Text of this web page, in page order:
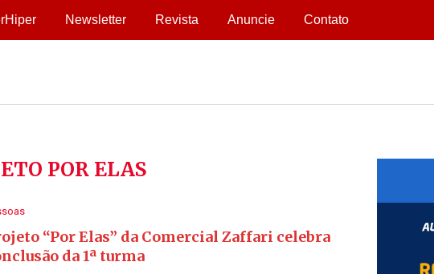
Newsletter Revista Anuncie Contato
POR ELAS
“Por Elas” da Comercial Zaffari celebra
da 1ª turma